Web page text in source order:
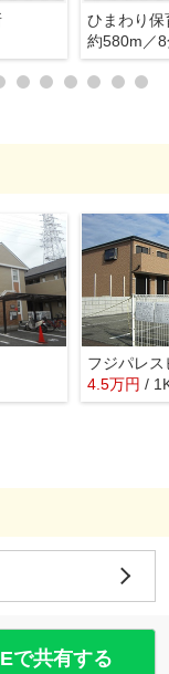
ひまわり保
約580m／
フジパレス
4.5万円 /
で共有する